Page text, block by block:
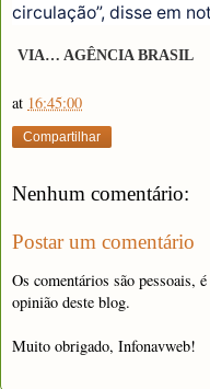
circulação”, disse em
VIA… AGÊNCIA BRASIL
at 16:45:00
Compartilhar
Nenhum comentário:
Postar um comentário
Os comentários são pessoais,
opinião deste blog.
Muito obrigado, Infonavweb!